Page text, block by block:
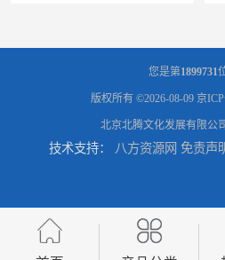
您是第1899731
版权所有 ©2026-08-09 京
北京北腾文化发展有限公
技术支持： 八方资源网 免责声